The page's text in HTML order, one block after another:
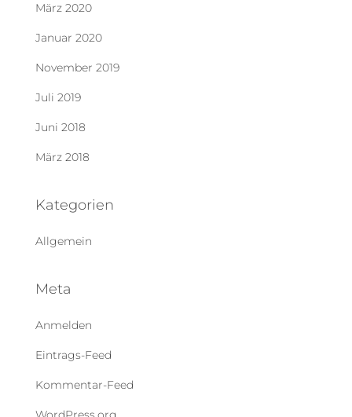
März 2020
Januar 2020
November 2019
Juli 2019
Juni 2018
März 2018
Kategorien
Allgemein
Meta
Anmelden
Eintrags-Feed
Kommentar-Feed